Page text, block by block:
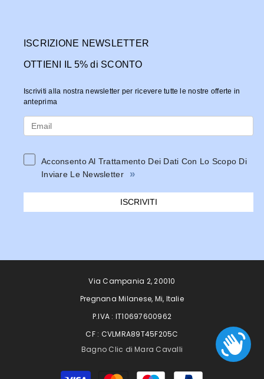
ISCRIZIONE NEWSLETTER
OTTIENI IL 5% di SCONTO
Iscriviti alla nostra newsletter per ricevere tutte le nostre offerte in
anteprima
Acconsento Al Trattamento Dei Dati Con Lo Scopo Di
Inviare Le Newsletter
»
ISCRIVITI
Via Campania 2, 20010
Pregnana Milanese, Mi, Italie
P.IVA : IT10697600962
CF : CVLMRA89T45F205C
Bagno Clic di Mara Cavalli
Moyens